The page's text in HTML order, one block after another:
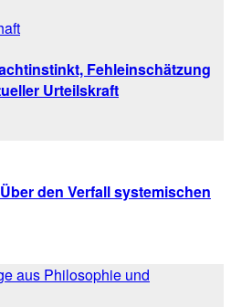
Fehleinschätzung
Urteilskraft
den Verfall systemischen
aus Philosophie und